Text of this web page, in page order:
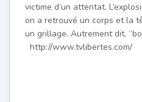
victime d’un attentat.
on a retrouvé un corps et la
un grillage. Autrement dit,
http://www.tvlibertes.com/